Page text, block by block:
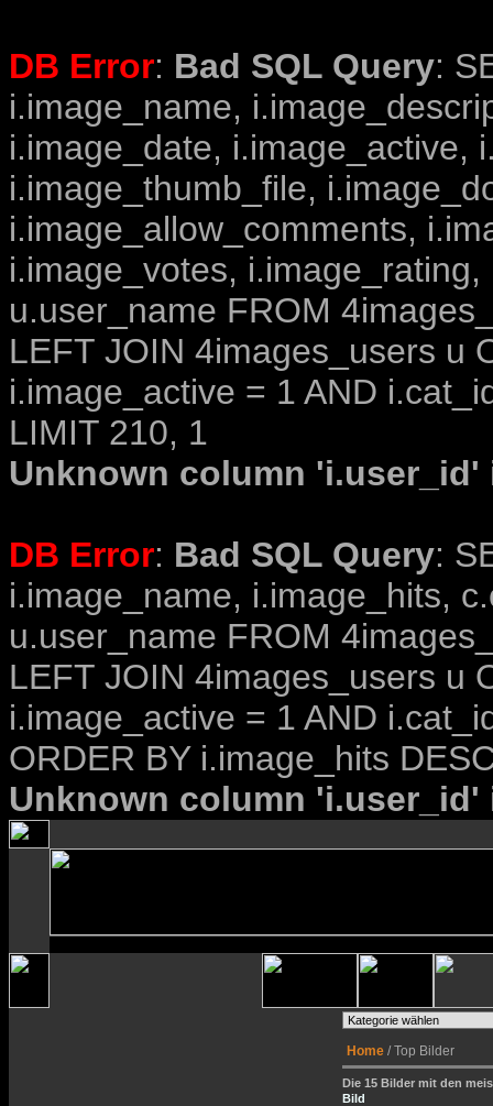
DB Error: Bad SQL Query:
i.image_name,
i.image_date, i.image_active,
i.image_thumb_file,
i.image_allow_comments,
i.image_votes,
u.user_name FROM
LEFT JOIN 4images_users u
i.image_active = 1 AND
LIMIT 210, 1
Unknown column
DB Error: Bad SQL Query:
i.image_name, i.image_hits,
u.user_name FROM
LEFT JOIN 4images_users u
i.image_active = 1 AND
ORDER BY i.image_hits
Unknown column
Home / Top Bilder
Die 15 Bilder mit den
Bild